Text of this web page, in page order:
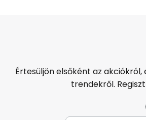
Értesüljön elsőként az
trendekről.